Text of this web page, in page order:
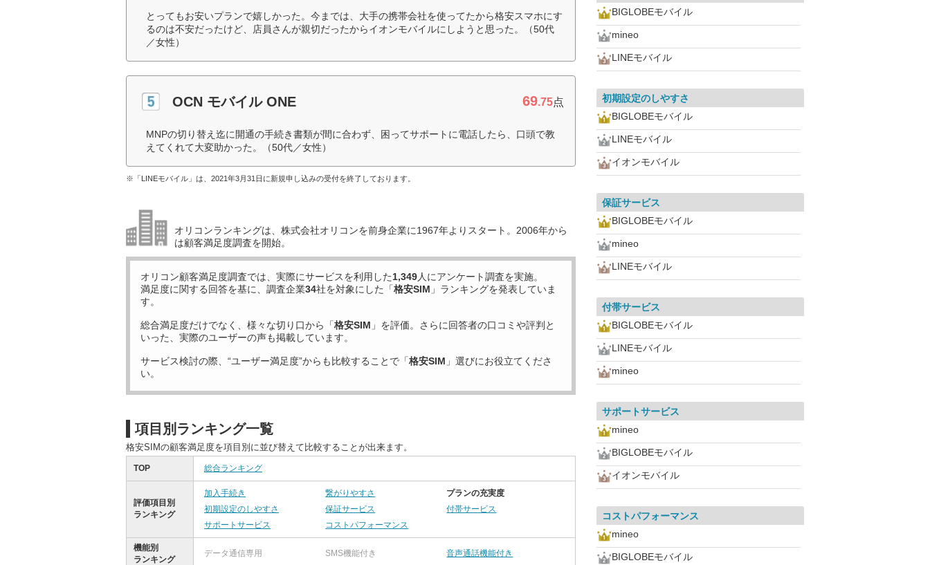
とってもお安いプランで嬉しかった。今までは、大手の携帯会社を使ってたから格安スマホにす
るのは不安だったけど、店員さんが親切だったからイオンモバイルにしようと思った。（50代
／女性）
OCN モバイル ONE 69.75点
MNPの切り替え迄に開通の手続き書類が間に合わず、困ってサポートに電話したら、口頭で教
えてくれて大変助かった。（50代／女性）
※「LINEモバイル」は、2021年3月31日に新規申し込みの受付を終了しております。
オリコンランキングは、株式会社オリコンを前身企業に1967年よりスタート。2006年から
は顧客満足度調査を開始。
オリコン顧客満足度調査では、実際にサービスを利用した1,349人にアンケート調査を実施。
満足度に関する回答を基に、調査企業34社を対象にした「格安SIM 」ランキングを発表していま
す。
総合満足度だけでなく、様々な切り口から「格安SIM 」を評価。さらに回答者の口コミや評判と
いった、実際のユーザーの声も掲載しています。
サービス検討の際、“ユーザー満足度”からも比較することで「格安SIM 」選びにお役立てくださ
い。
項目別ランキング一覧
格安SIMの顧客満足度を項目別に並び替えて比較することが出来ます。
TOP 総合ランキング
評価項目別
ランキング
加入手続き 繋がりやすさ
プランの充実度
初期設定のしやすさ
保証サービス
付帯サービス
サポートサービス
コストパフォーマンス
機能別
ランキング
データ通信専用 SMS機能付き 音声通話機能付き
BIGLOBEモバイル
mineo
LINEモバイル
初期設定のしやすさ
BIGLOBEモバイル
LINEモバイル
イオンモバイル
保証サービス
BIGLOBEモバイル
mineo
LINEモバイル
付帯サービス
BIGLOBEモバイル
LINEモバイル
mineo
サポートサービス
mineo
BIGLOBEモバイル
イオンモバイル
コストパフォーマンス
mineo
BIGLOBEモバイル